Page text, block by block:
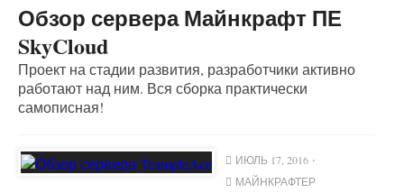
Обзор сервера Майнкрафт ПЕ
SkyCloud
Проект на стадии развития, разработчики активно
работают над ним. Вся сборка практически
самописная!
ИЮЛЬ 17, 2016
МАЙНКРАФТЕР